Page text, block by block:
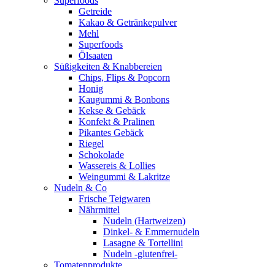
Getreide
Kakao & Getränkepulver
Mehl
Superfoods
Ölsaaten
Süßigkeiten & Knabbereien
Chips, Flips & Popcorn
Honig
Kaugummi & Bonbons
Kekse & Gebäck
Konfekt & Pralinen
Pikantes Gebäck
Riegel
Schokolade
Wassereis & Lollies
Weingummi & Lakritze
Nudeln & Co
Frische Teigwaren
Nährmittel
Nudeln (Hartweizen)
Dinkel- & Emmernudeln
Lasagne & Tortellini
Nudeln -glutenfrei-
Tomatenprodukte